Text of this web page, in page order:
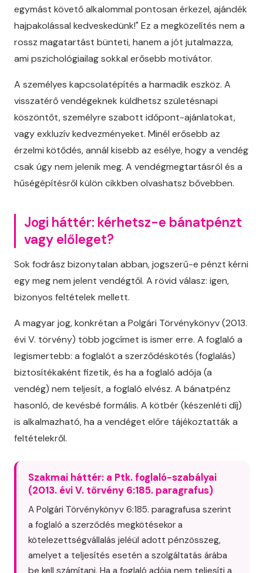
egymást követő alkalommal pontosan érkezel, ajándék
hajpakolással kedveskedünk!" Ez a megközelítés nem a
rossz magatartást bünteti, hanem a jót jutalmazza,
ami pszichológiailag sokkal erősebb motivátor.
A személyes kapcsolatépítés a harmadik eszköz. A
visszatérő vendégeknek küldhetsz születésnapi
köszöntőt, személyre szabott időpont-ajánlatokat,
vagy exkluzív kedvezményeket. Minél erősebb az
érzelmi kötődés, annál kisebb az esélye, hogy a vendég
csak úgy nem jelenik meg. A vendégmegtartásról és a
hűségépítésről külön cikkben olvashatsz bővebben.
Jogi háttér: kérhetsz-e bánatpénzt
vagy előleget?
Sok fodrász bizonytalan abban, jogszerű-e pénzt kérni
egy meg nem jelent vendégtől. A rövid válasz: igen,
bizonyos feltételek mellett.
A magyar jog, konkrétan a Polgári Törvénykönyv (2013.
évi V. törvény) több jogcímet is ismer erre. A foglaló a
legismertebb: a foglalót a szerződéskötés (foglalás)
biztosítékaként fizetik, és ha a foglaló adója (a
vendég) nem teljesít, a foglaló elvész. A bánatpénz
hasonló, de kevésbé formális. A kötbér (készenléti díj)
is alkalmazható, ha a vendéget előre tájékoztatták a
feltételekről.
Szakmai háttér: a Ptk. foglaló-szabályai
(2013. évi V. törvény 6:185. paragrafus)
A Polgári Törvénykönyv 6:185. paragrafusa szerint
a foglaló a szerződés megkötésekor a
kötelezettségvállalás jeléül adott pénzösszeg,
amelyet a teljesítés esetén a szolgáltatás árába
be kell számítani. Ha a foglaló adója nem teljesíti a